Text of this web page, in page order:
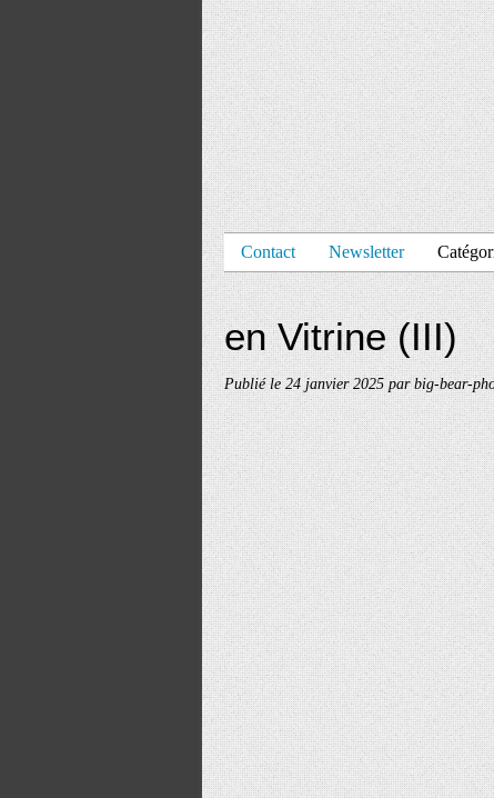
Contact Newsletter
en Vitrine (III)
Publié le24 janvier 2025par big-bear-